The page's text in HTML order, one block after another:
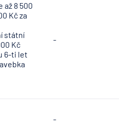
až 8 500
Kč za
státní
Kč
6-ti let
-
-